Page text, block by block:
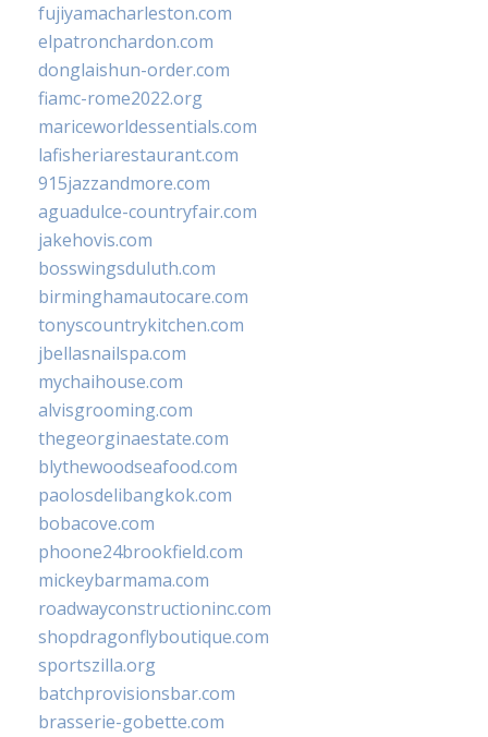
fujiyamacharleston.com
elpatronchardon.com
donglaishun-order.com
fiamc-rome2022.org
mariceworldessentials.com
lafisheriarestaurant.com
915jazzandmore.com
aguadulce-countryfair.com
jakehovis.com
bosswingsduluth.com
birminghamautocare.com
tonyscountrykitchen.com
jbellasnailspa.com
mychaihouse.com
alvisgrooming.com
thegeorginaestate.com
blythewoodseafood.com
paolosdelibangkok.com
bobacove.com
phoone24brookfield.com
mickeybarmama.com
roadwayconstructioninc.com
shopdragonflyboutique.com
sportszilla.org
batchprovisionsbar.com
brasserie-gobette.com